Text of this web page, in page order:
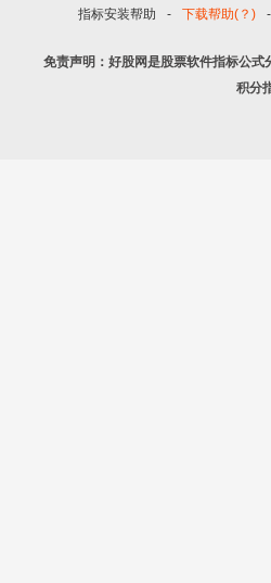
指标安装帮助 - 下载帮助(？) -
免责声明：好股网是股票软件指标公
积分